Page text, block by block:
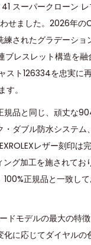
スーパークローン
せました。2026年
されたグラデーショ
レスレット構造を融
ト126334を忠実に
。
品と同じ、頑丈な
ダブル防水システ
レザー刻印は
グ加工を施されてお
正規品と一致し
ドモデルの最大の特
に応じてダイヤルの